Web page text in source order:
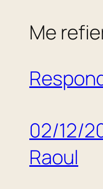
Me
02/12/
Raoul